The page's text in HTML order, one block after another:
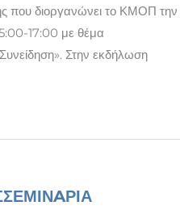
που διοργανώνει το ΚΜΟΠ την
17:00 με θέμα
Στην εκδήλωση
ΣΕΜΙΝAΡΙΑ